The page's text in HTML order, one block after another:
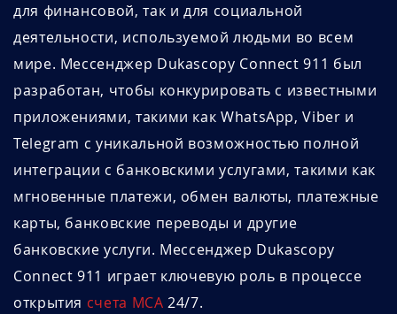
для финансовой, так и для социальной
деятельности, используемой людьми во всем
мире. Мессенджер Dukascopy Connect 911 был
разработан, чтобы конкурировать с известными
приложениями, такими как WhatsApp, Viber и
Telegram с уникальной возможностью полной
интеграции с банковскими услугами, такими как
мгновенные платежи, обмен валюты, платежные
карты, банковские переводы и другие
банковские услуги. Мессенджер Dukascopy
Connect 911 играет ключевую роль в процессе
открытия счета MCA 24/7.